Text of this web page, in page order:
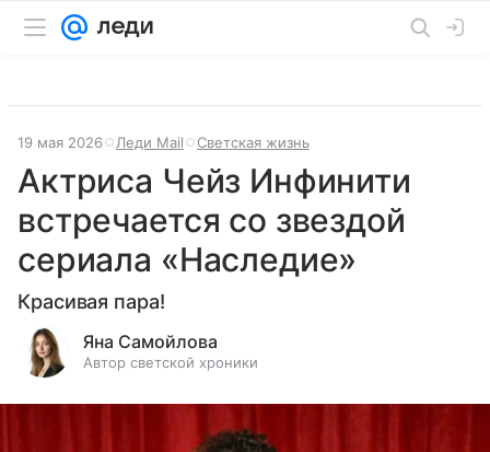
19 мая 2026 Леди Mail Светская жизнь
Актриса Чейз Инфинити
встречается со звездой
сериала «Наследие»
Красивая пара!
Яна Самойлова
Автор светской хроники